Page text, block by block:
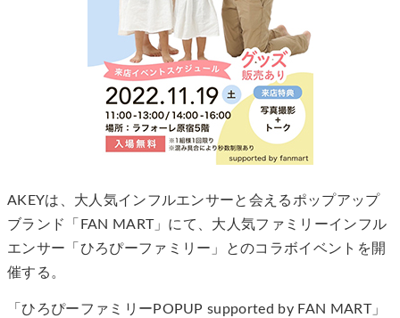
AKEYは、大人気インフルエンサーと会えるポップアップ
ブランド「FAN MART」にて、大人気ファミリーインフル
エンサー「ひろぴーファミリー」とのコラボイベントを開
催する。
「ひろぴーファミリーPOPUP supported by FAN MART」